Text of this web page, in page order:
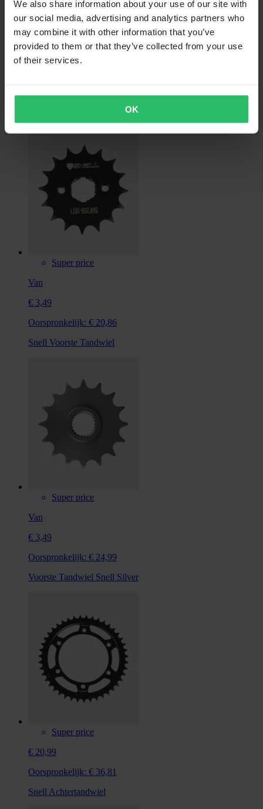
We also share information about your use of our site with
our social media, advertising and analytics partners who
may combine it with other information that you’ve
provided to them or that they’ve collected from your use
of their services.
OK
Super price
Van
Super price
Van
€ 3,49
Oorspronkelijk: € 20,86
Snell Voorste Tandwiel
Super price
Van
€ 3,49
Oorspronkelijk: € 24,99
Voorste Tandwiel Snell Silver
Super price
€ 20,99
Oorspronkelijk: € 36,81
Snell Achtertandwiel